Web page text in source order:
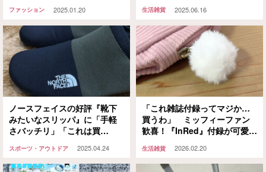
ファッション 2025.01.20
う」
生活雑貨 2025.06.16
ノースフェイスの好評『靴下
みたいなスリッパ』に「手軽
さバッチリ」「これは買
スポーツ・アウトドア 2025.04.24
「これ雑誌付録ってマジか…
買うわ」 ミッフィーファン
歓喜！『InRed』付録が可愛す
生活雑貨 2026.02.20